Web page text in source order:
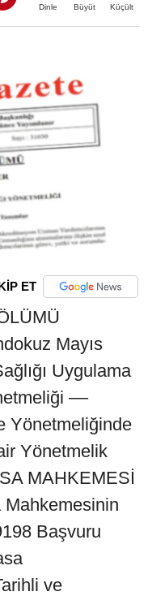
Dinle Büyüt Küçült
ET
Mayıs
Uygulama
––
Yönetmeliğinde
Yönetmelik
MAHKEMESİ
Başvuru
ve